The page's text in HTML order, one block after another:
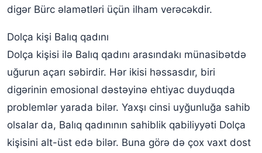
digər Bürc əlamətləri üçün ilham verəcəkdir.
Dolça kişi Balıq qadını
Dolça kişisi ilə Balıq qadını arasındakı münasibətdə
uğurun açarı səbirdir. Hər ikisi həssasdır, biri
digərinin emosional dəstəyinə ehtiyac duyduqda
problemlər yarada bilər. Yaxşı cinsi uyğunluğa sahib
olsalar da, Balıq qadınının sahiblik qabiliyyəti Dolça
kişisini alt-üst edə bilər. Buna görə də çox vaxt dost